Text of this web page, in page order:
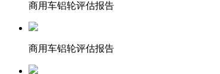
商用车铝轮评估报告
商用车铝轮评估报告